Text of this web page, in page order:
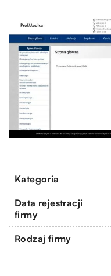
Kategoria
Data rejestracji
firmy
Rodzaj firmy